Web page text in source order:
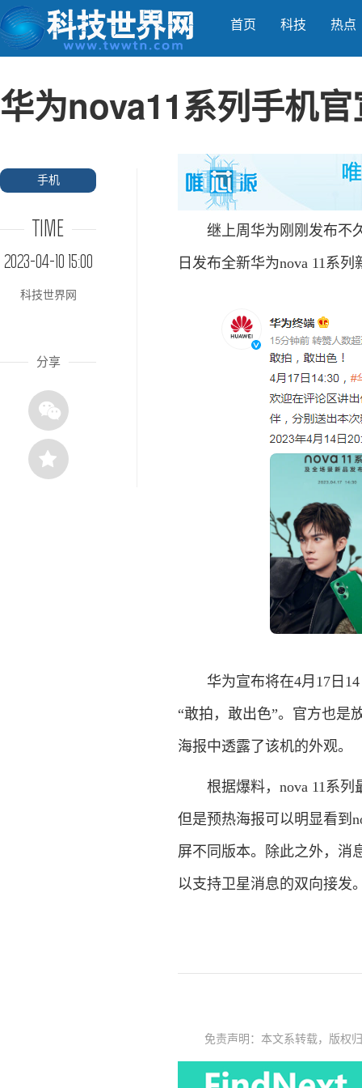
首页 科技 热点
华为nova11系列手机
手机
TIME
2023-04-10 15:00
科技世界网
分享
继上周华为刚刚发布不久
日发布全新华为nova 11系列
华为宣布将在4月17日14
“敢拍，敢出色”。官方也是
海报中透露了该机的外观。
根据爆料，nova 11系列
但是预热海报可以明显看到
屏不同版本。除此之外，消
以支持卫星消息的双向接发
免责声明：本文系转载，版权